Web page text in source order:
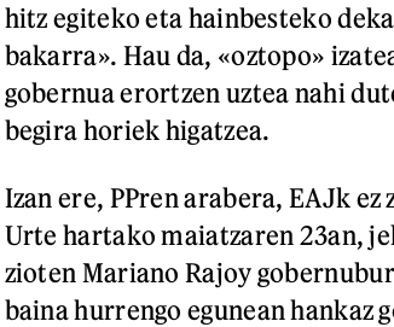
hitz egiteko eta hainbesteko
bakarra». Hau da, «oztopo»
gobernua erortzen uztea nahi
begira horiek higatzea.
Izan ere, PPren arabera, EAJk
Urte hartako maiatzaren 23an,
zioten Mariano Rajoy
baina hurrengo egunean